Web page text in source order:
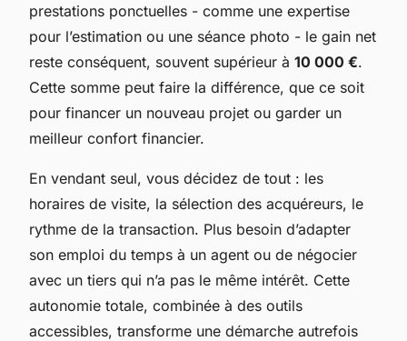
prestations ponctuelles - comme une expertise
pour l’estimation ou une séance photo - le gain net
reste conséquent, souvent supérieur à 10 000 €.
Cette somme peut faire la différence, que ce soit
pour financer un nouveau projet ou garder un
meilleur confort financier.
En vendant seul, vous décidez de tout : les
horaires de visite, la sélection des acquéreurs, le
rythme de la transaction. Plus besoin d’adapter
son emploi du temps à un agent ou de négocier
avec un tiers qui n’a pas le même intérêt. Cette
autonomie totale, combinée à des outils
accessibles, transforme une démarche autrefois